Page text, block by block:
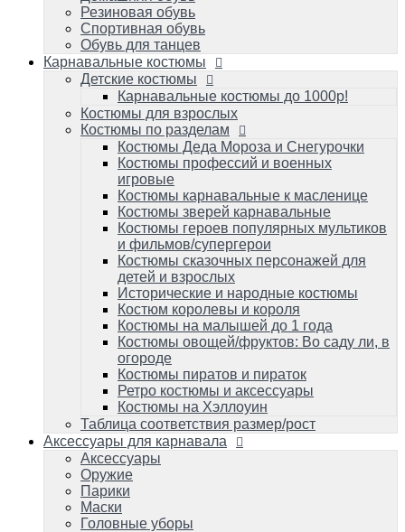
Костюмы зверей карнавальные
Костюмы героев популярных мультиков
и фильмов/супергерои
Костюмы сказочных персонажей для
детей и взрослых
Исторические и народные костюмы
Костюм королевы и короля
Костюмы на малышей до 1 года
Костюмы овощей/фруктов: Во саду ли, в
огороде
Костюмы пиратов и пираток
Ретро костюмы и аксессуары
Костюмы на Хэллоуин
Таблица соответствия размер/рост
Аксессуары для карнавала
Аксессуары
Оружие
Парики
Маски
Головные уборы
Резиновая обувь
Спортивная обувь
Обувь для танцев
Карнавальные костюмы
Детские костюмы
Карнавальные костюмы до 1000р!
Костюмы для взрослых
Костюмы по разделам
Костюмы Деда Мороза и Снегурочки
Костюмы профессий и военных
игровые
Костюмы карнавальные к масленице
Костюмы зверей карнавальные
Костюмы героев популярных мультиков
и фильмов/супергерои
Костюмы сказочных персонажей для
детей и взрослых
Исторические и народные костюмы
Костюм королевы и короля
Костюмы на малышей до 1 года
Костюмы овощей/фруктов: Во саду ли, в
огороде
Костюмы пиратов и пираток
Ретро костюмы и аксессуары
Костюмы на Хэллоуин
Таблица соответствия размер/рост
Аксессуары для карнавала
Аксессуары
Оружие
Парики
Маски
Головные уборы